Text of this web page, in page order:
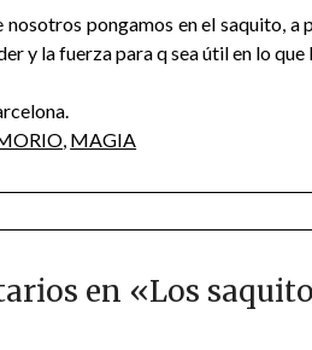
nosotros pongamos en el saquito,
y la fuerza para q sea útil en lo que
, MAGIA
en «Los